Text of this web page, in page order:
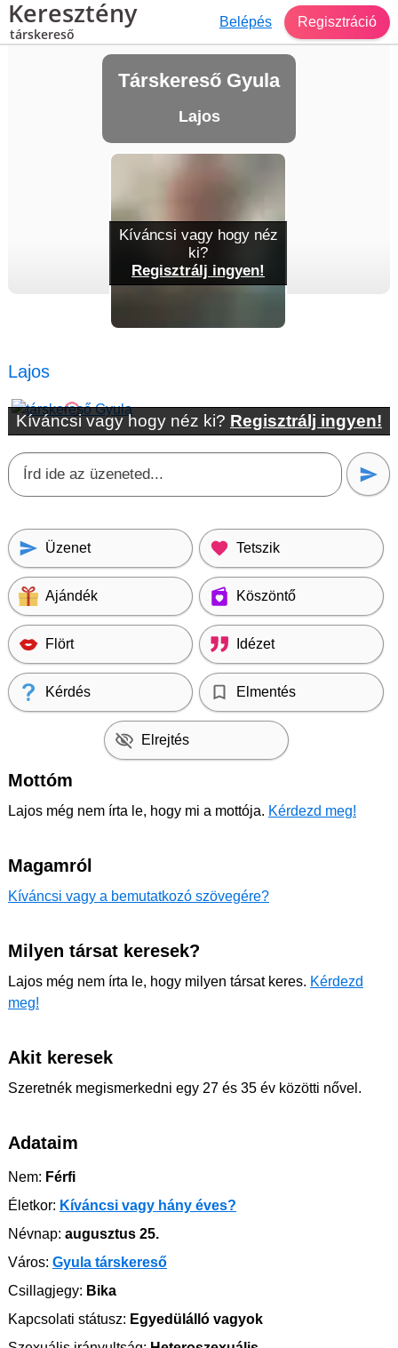
Keresztény
társkereső
Belépés Regisztráció
Társkereső Gyula
Lajos
Lajos
Kíváncsi vagy hogy néz ki? Regisztrálj ingyen!
Üzenet Tetszik
Ajándék Köszöntő
Flört Idézet
Kérdés Elmentés
Elrejtés
Mottóm
Lajos még nem írta le, hogy mi a mottója. Kérdezd meg!
Magamról
Kíváncsi vagy a bemutatkozó szövegére?
Milyen társat keresek?
Lajos még nem írta le, hogy milyen társat keres. Kérdezd
meg!
Akit keresek
Szeretnék megismerkedni egy 27 és 35 év közötti nővel.
Adataim
Nem: Férfi
Életkor: Kíváncsi vagy hány éves?
Névnap: augusztus 25.
Város: Gyula társkereső
Csillagjegy: Bika
Kapcsolati státusz: Egyedülálló vagyok
Kíváncsi vagy hogy néz
ki?
Regisztrálj ingyen!